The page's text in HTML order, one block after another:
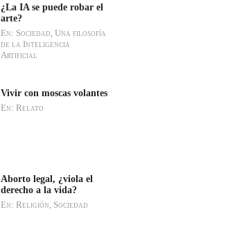
¿La IA se puede robar el
arte?
En: Sociedad, Una filosofía
de la Inteligencia
Artificial
Vivir con moscas volantes
En: Relato
Aborto legal, ¿viola el
derecho a la vida?
En: Religión, Sociedad